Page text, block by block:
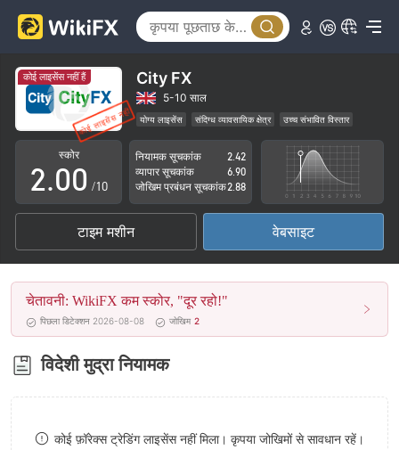
कोई लाइसेंस नहीं हैं City FX
5-10 साल
योग्य लाइसेंस संदिग्ध व्यावसायिक क्षेत्र उच्च संभावित विस्तार
स्कोर
0
1
2
3
4
5
6
7
8
9
.0
1
2
3
4
5
6
7
0
1
2
3
4
5
6
7
/10
नियामक सूचकांक
2.42
व्यापार सूचकांक
6.90
जोखिम प्रबंधन सूचकांक2.88
टाइम मशीन वेबसाइट
चेतावनी: WikiFX कम स्कोर, "दूर रहो!"
पिछला डिटेक्शन 2026-08-08 जोखिम 2
विदेशी मुद्रा नियामक
कोई फ़ॉरेक्स ट्रेडिंग लाइसेंस नहीं मिला। कृपया जोखिमों से सावधान रहें।